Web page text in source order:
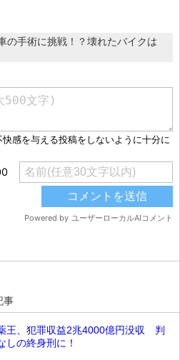
の手術に挑戦！？壊れたバイクは
事
王、犯罪収益2兆4000億円没収 判
しの終身刑に！